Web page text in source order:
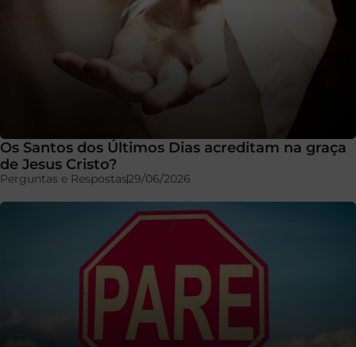
Os Santos dos Últimos Dias acreditam na graça
de Jesus Cristo?
Perguntas e Respostas29/06/2026